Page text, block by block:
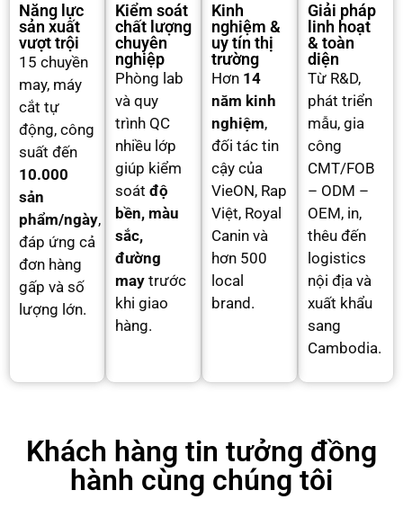
Năng lực
sản xuất
vượt trội
15 chuyền
may, máy
cắt tự
động, công
suất đến
10.000
sản
phẩm/ngày,
đáp ứng cả
đơn hàng
gấp và số
lượng lớn.
Kiểm soát
chất lượng
chuyên
nghiệp
Phòng lab
và quy
trình QC
nhiều lớp
giúp kiểm
soát độ
bền, màu
sắc,
đường
may trước
khi giao
hàng.
Kinh
nghiệm &
uy tín thị
trường
Hơn 14
năm kinh
nghiệm,
đối tác tin
cậy của
VieON, Rap
Việt, Royal
Canin và
hơn 500
local
brand.
Giải pháp
linh hoạt
& toàn
diện
Từ R&D,
phát triển
mẫu, gia
công
CMT/FOB
– ODM –
OEM, in,
thêu đến
logistics
nội địa và
xuất khẩu
sang
Cambodia.
Khách hàng tin tưởng đồng
hành cùng chúng tôi